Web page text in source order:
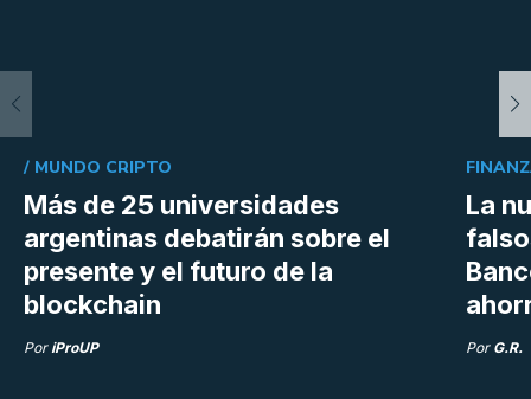
Más de 25 universidades
argentinas debatirán sobre el
presente y el futuro de la
blockchain
/ MUNDO CRIPTO
Por iProUP
La
Por G.R.